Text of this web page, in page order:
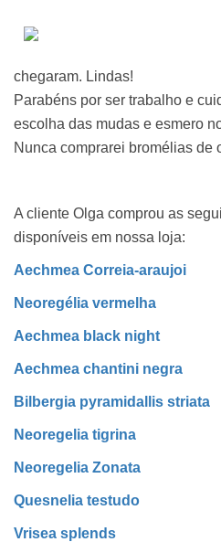
chegaram. Lindas!
Parabéns por ser trabalho e
escolha das mudas e esmero
Nunca comprarei bromélias de
A cliente Olga comprou as
disponíveis em nossa loja:
Aechmea Correia-araujoi
Neoregélia vermelha
Aechmea black night
Aechmea chantini negra
Bilbergia pyramidallis striata
Neoregelia tigrina
Neoregelia Zonata
Quesnelia testudo
Vrisea splends